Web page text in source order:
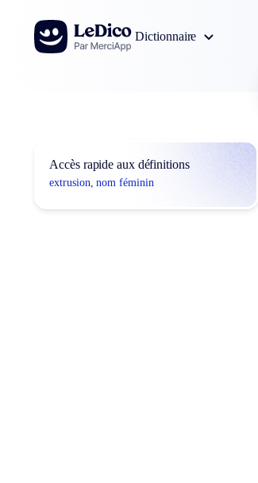
Aller au contenu
Dictionnaire
Accès rapide aux définitions
extrusion, nom féminin